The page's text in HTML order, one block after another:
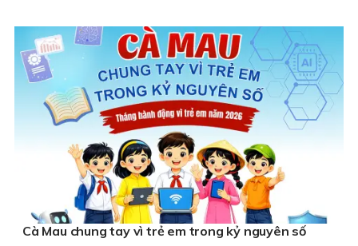
Cà Mau chung tay vì trẻ em trong kỷ nguyên số